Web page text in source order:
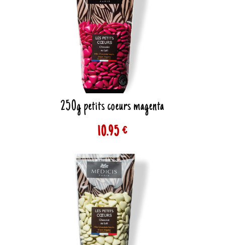
250g petits coeurs magenta
10.95 €